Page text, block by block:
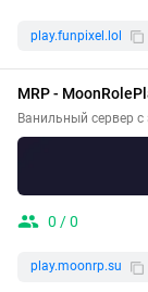
play.funpixel.lol
MRP -
Ванильный сервер
0 / 0
play.moonrp.su